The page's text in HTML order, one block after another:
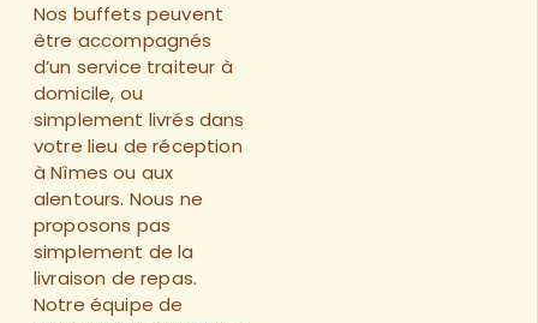
Nos buffets peuvent
être accompagnés
d’un service traiteur à
domicile, ou
simplement livrés dans
votre lieu de réception
à Nîmes ou aux
alentours. Nous ne
proposons pas
simplement de la
livraison de repas.
Notre équipe de